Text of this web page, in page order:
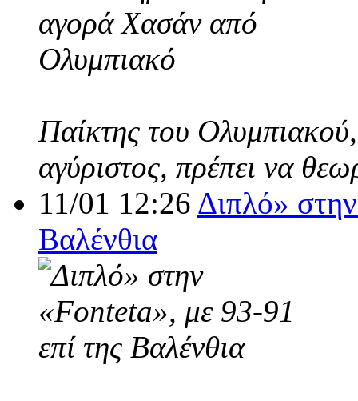
Παίκτης του
αγύριστος, πρέπει να
11/01 12:26 Διπλό»
Βαλένθια